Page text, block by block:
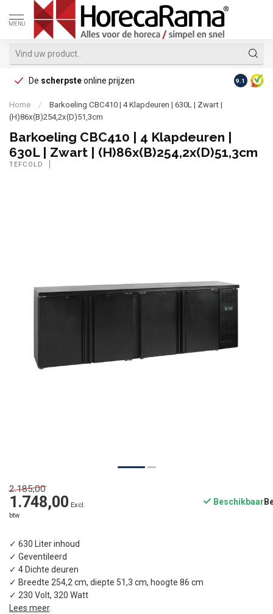
MENU
De scherpsteonline prijzen Op
9.1
Home /
Barkoeling CBC410 | 4 Klapdeuren | 630L | Zwart |
(H)86x(B)254,2x(D)51,3cm
Barkoeling CBC410 | 4 Klapdeuren |
630L | Zwart | (H)86x(B)254,2x(D)51,3cm
TEFCOLD
2.185,00
1.748,00 Excl.
btw
Beschikbaar
✓ 630 Liter inhoud
✓ Geventileerd
✓ 4 Dichte deuren
✓ Breedte 254,2 cm, diepte 51,3 cm, hoogte 86 cm
✓ 230 Volt, 320 Watt
Lees meer.